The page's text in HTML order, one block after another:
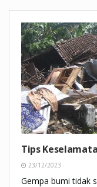
Tips
23/12/2023
Gempa bumi tidak